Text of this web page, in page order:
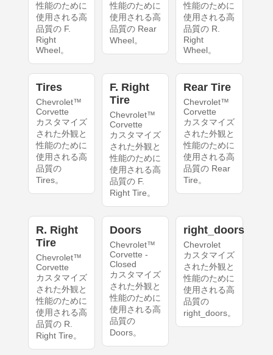
性能のために
使用される高
品質の F.
Right
Wheel。
性能のために
使用される高
品質の Rear
Wheel。
性能のために
使用される高
品質の R.
Right
Wheel。
Tires
Chevrolet™
Corvette
カスタマイズ
された外観と
性能のために
使用される高
品質の
Tires。
F. Right
Tire
Chevrolet™
Corvette
カスタマイズ
された外観と
性能のために
使用される高
品質の F.
Right Tire。
Rear Tire
Chevrolet™
Corvette
カスタマイズ
された外観と
性能のために
使用される高
品質の Rear
Tire。
R. Right
Tire
Chevrolet™
Corvette
カスタマイズ
された外観と
性能のために
使用される高
品質の R.
Right Tire。
Doors
Chevrolet™
Corvette -
Closed
カスタマイズ
された外観と
性能のために
使用される高
品質の
Doors。
right_doors
Chevrolet
カスタマイズ
された外観と
性能のために
使用される高
品質の
right_doors。